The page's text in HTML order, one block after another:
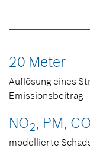
20 Meter
Auflösung eines
Emissionsbeitrag
NO2, PM, CO
modellierte